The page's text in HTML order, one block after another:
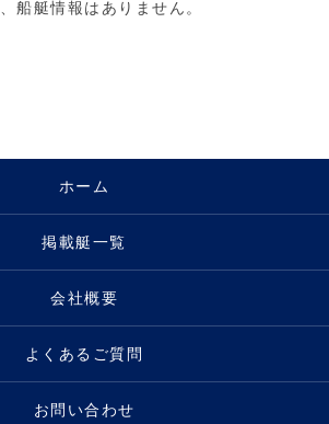
船艇情報はありません。
ホーム
掲載艇一覧
会社概要
よくあるご質問
お問い合わせ